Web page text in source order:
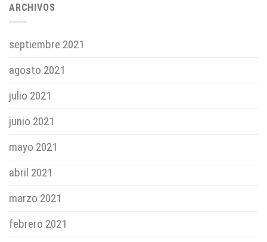
ARCHIVOS
septiembre 2021
agosto 2021
julio 2021
junio 2021
mayo 2021
abril 2021
marzo 2021
febrero 2021